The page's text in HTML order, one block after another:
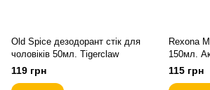
Old Spice дезодорант стік для
чоловіків 50мл. Tigerclaw
119 грн
Rexona
150мл.
білому
115 грн